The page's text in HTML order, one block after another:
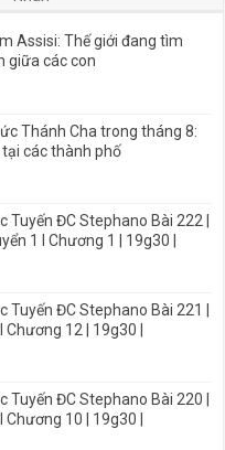
Assisi: Thế giới đang tìm
giữa các con
Thánh Cha trong tháng 8:
tại các thành phố
Tuyến ĐC Stephano Bài 222 |
1 I Chương 1 | 19g30 |
Tuyến ĐC Stephano Bài 221 |
Chương 12 | 19g30 |
Tuyến ĐC Stephano Bài 220 |
Chương 10 | 19g30 |